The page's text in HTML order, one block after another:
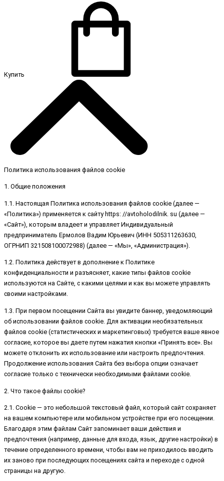
Купить
Политика использования файлов cookie
1. Общие положения
1.1. Настоящая Политика использования файлов cookie (далее —
«Политика») применяется к сайту https: //avtoholodilnik. su (далее —
«Сайт»), которым владеет и управляет Индивидуальный
предприниматель Ермолов Вадим Юрьевич (ИНН 505311263630,
ОГРНИП 321508100072988) (далее — «Мы», «Администрация»).
1.2. Политика действует в дополнение к Политике
конфиденциальности и разъясняет, какие типы файлов cookie
используются на Сайте, с какими целями и как вы можете управлять
своими настройками.
1.3. При первом посещении Сайта вы увидите баннер, уведомляющий
об использовании файлов cookie. Для активации необязательных
файлов cookie (статистических и маркетинговых) требуется ваше явное
согласие, которое вы даете путем нажатия кнопки «Принять все». Вы
можете отклонить их использование или настроить предпочтения.
Продолжение использования Сайта без выбора опции означает
согласие только с технически необходимыми файлами cookie.
2. Что такое файлы cookie?
2.1. Cookie — это небольшой текстовый файл, который сайт сохраняет
на вашем компьютере или мобильном устройстве при его посещении.
Благодаря этим файлам Сайт запоминает ваши действия и
предпочтения (например, данные для входа, язык, другие настройки) в
течение определенного времени, чтобы вам не приходилось вводить
их заново при последующих посещениях сайта и переходе с одной
страницы на другую.